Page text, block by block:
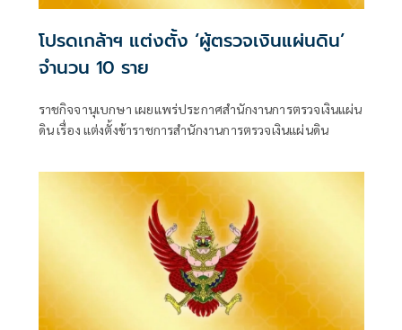
โปรดเกล้าฯ แต่งตั้ง ‘ผู้ตรวจเงินแผ่นดิน’
จำนวน 10 ราย
ราชกิจจานุเบกษา เผยแพร่ประกาศสำนักงานการตรวจเงินแผ่น
ดิน เรื่อง แต่งตั้งข้าราชการสำนักงานการตรวจเงินแผ่นดิน